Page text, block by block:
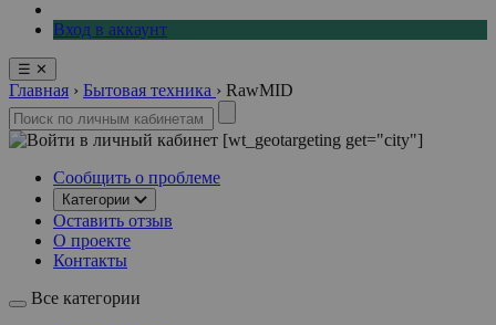
Вход в аккаунт
☰ ✕
Главная › Бытовая техника › RawMID
[wt_geotargeting get="city"]
Сообщить о проблеме
Категории
Оставить отзыв
О проекте
Контакты
Все категории